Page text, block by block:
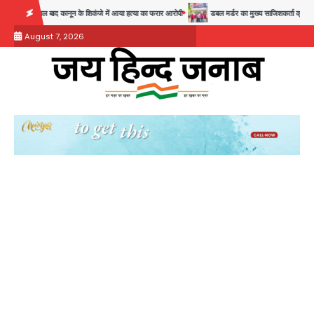
content
28 साल बाद कानून के शिकंजे में आया हत्या का फरार आरोपी डबल मर्डर का मुख्य साजिशकर्ता क्राइम ब्रांच
August 7, 2026